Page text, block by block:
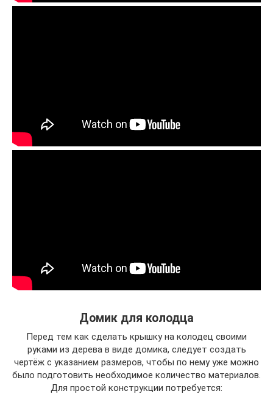
Домик для колодца
Перед тем как сделать крышку на колодец своими
руками из дерева в виде домика, следует создать
чертёж с указанием размеров, чтобы по нему уже можно
было подготовить необходимое количество материалов.
Для простой конструкции потребуется: